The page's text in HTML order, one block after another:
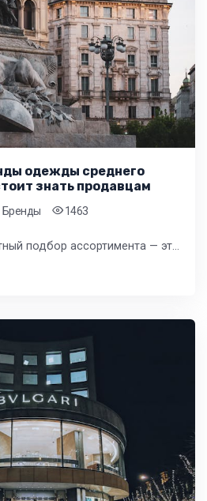
одежды среднего
знать продавцам
Бренды 1463
Для ритейлера грамотный подбор ассортимента — это краеугольный камень успеха. Клиенты вашего магазина ищут не просто вещи, они ищут выгоду, стиль и качество, которые будут приносить прибыль.